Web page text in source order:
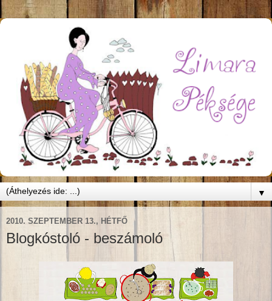
▼
2010. SZEPTEMBER 13., HÉTFŐ
Blogkóstoló - beszámoló